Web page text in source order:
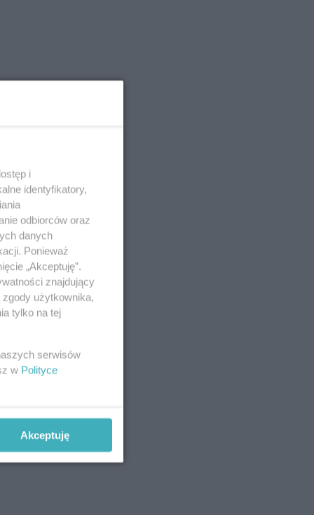
i
identyfikatory,
odbiorców oraz
danych
Ponieważ
„Akceptuję”.
znajdujący
użytkownika,
tylko na tej
serwisów
w Polityce
Akceptuję